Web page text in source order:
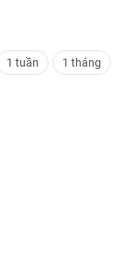
1 tuần 1 tháng